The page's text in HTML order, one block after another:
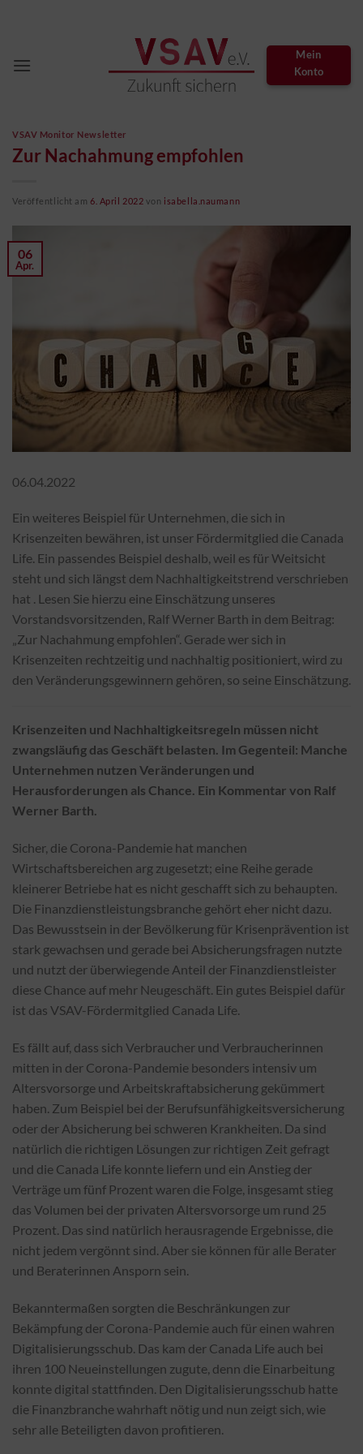
Mein
Konto
VSAV Monitor Newsletter
Zur Nachahmung empfohlen
Veröffentlicht am6. April 2022 von isabella.naumann
06
Apr.
06.04.2022
Ein weiteres Beispiel für Unternehmen, die sich in
Krisenzeiten bewähren, ist unser Fördermitglied die Canada
Life. Ein passendes Beispiel deshalb, weil es für Weitsicht
steht und sich längst dem Nachhaltigkeitstrend verschrieben
hat . Lesen Sie hierzu eine Einschätzung unseres
Vorstandsvorsitzenden, Ralf Werner Barth in dem Beitrag:
„Zur Nachahmung empfohlen“. Gerade wer sich in
Krisenzeiten rechtzeitig und nachhaltig positioniert, wird zu
den Veränderungsgewinnern gehören, so seine Einschätzung.
Krisenzeiten und Nachhaltigkeitsregeln müssen nicht
zwangsläufig das Geschäft belasten. Im Gegenteil: Manche
Unternehmen nutzen Veränderungen und
Herausforderungen als Chance. Ein Kommentar von Ralf
Werner Barth.
Sicher, die Corona-Pandemie hat manchen
Wirtschaftsbereichen arg zugesetzt; eine Reihe gerade
kleinerer Betriebe hat es nicht geschafft sich zu behaupten.
Die Finanzdienstleistungsbranche gehört eher nicht dazu.
Das Bewusstsein in der Bevölkerung für Krisenprävention ist
stark gewachsen und gerade bei Absicherungsfragen nutzte
und nutzt der überwiegende Anteil der Finanzdienstleister
diese Chance auf mehr Neugeschäft. Ein gutes Beispiel dafür
ist das VSAV-Fördermitglied Canada Life.
Es fällt auf, dass sich Verbraucher und Verbraucherinnen
mitten in der Corona-Pandemie besonders intensiv um
Altersvorsorge und Arbeitskraftabsicherung gekümmert
haben. Zum Beispiel bei der Berufsunfähigkeitsversicherung
oder der Absicherung bei schweren Krankheiten. Da sind
natürlich die richtigen Lösungen zur richtigen Zeit gefragt
und die Canada Life konnte liefern und ein Anstieg der
Verträge um fünf Prozent waren die Folge, insgesamt stieg
das Volumen bei der privaten Altersvorsorge um rund 25
Prozent. Das sind natürlich herausragende Ergebnisse, die
nicht jedem vergönnt sind. Aber sie können für alle Berater
und Beraterinnen Ansporn sein.
Bekanntermaßen sorgten die Beschränkungen zur
Bekämpfung der Corona-Pandemie auch für einen wahren
Digitalisierungsschub. Das kam der Canada Life auch bei
ihren 100 Neueinstellungen zugute, denn die Einarbeitung
konnte digital stattfinden. Den Digitalisierungsschub hatte
die Finanzbranche wahrhaft nötig und nun zeigt sich, wie
sehr alle Beteiligten davon profitieren.